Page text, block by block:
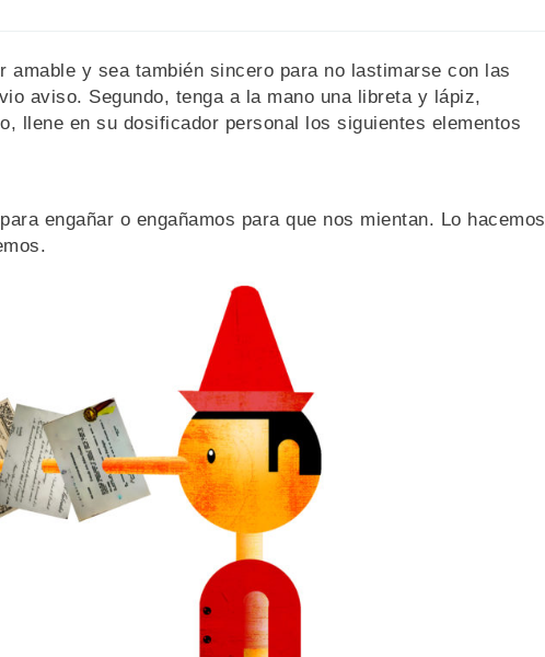
amable y sea también sincero para no lastimarse con las
aviso. Segundo, tenga a la mano una libreta y lápiz,
llene en su dosificador personal los siguientes elementos
engañar o engañamos para que nos mientan. Lo hacemos